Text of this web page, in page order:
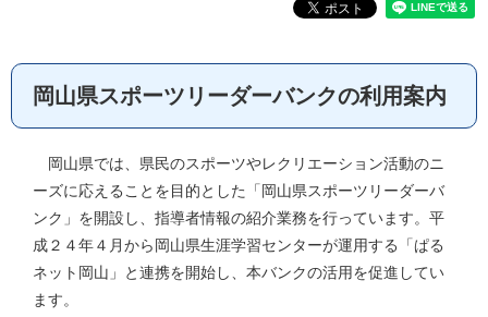
岡山県スポーツリーダーバンクの利用案内
岡山県では、県民のスポーツやレクリエーション活動のニ
ーズに応えることを目的とした「岡山県スポーツリーダーバ
ンク」を開設し、指導者情報の紹介業務を行っています。平
成２４年４月から岡山県生涯学習センターが運用する「ぱる
ネット岡山」と連携を開始し、本バンクの活用を促進してい
ます。